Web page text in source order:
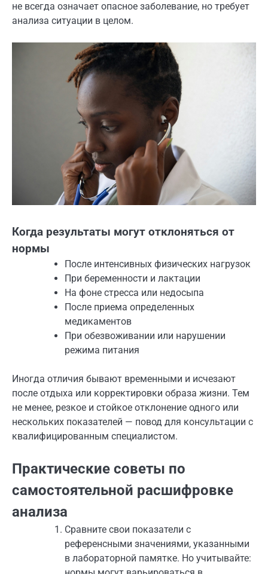
не всегда означает опасное заболевание, но требует
анализа ситуации в целом.
Когда результаты могут отклоняться от
нормы
После интенсивных физических нагрузок
При беременности и лактации
На фоне стресса или недосыпа
После приема определенных
медикаментов
При обезвоживании или нарушении
режима питания
Иногда отличия бывают временными и исчезают
после отдыха или корректировки образа жизни. Тем
не менее, резкое и стойкое отклонение одного или
нескольких показателей — повод для консультации с
квалифицированным специалистом.
Практические советы по
самостоятельной расшифровке
анализа
Сравните свои показатели с
референсными значениями, указанными
в лабораторной памятке. Но учитывайте: